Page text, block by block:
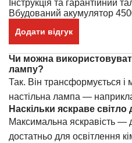
Інструкція та гарантійний
Вбудований акумулятор
Додати відгук
Чи можна
лампу?
Так. Він трансформується
настільна лампа —
Наскільки яскраве світло
Максимальна яскравість —
достатньо для освітлення